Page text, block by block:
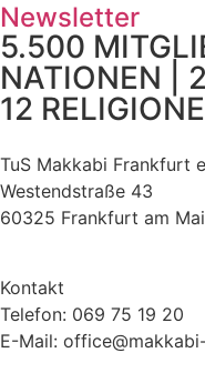
Newsletter
5.500
NATIONEN |
12
TuS Makkabi Frankfurt
Westendstraße 43
60325 Frankfurt am
Kontakt
Telefon: 069 75 19 20
E-Mail: